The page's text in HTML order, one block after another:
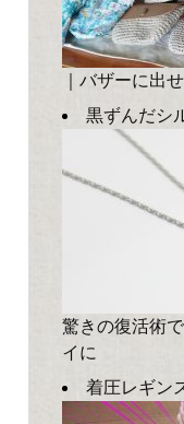
｜バザーに出
黒ずんだシ
驚きの復活術
イに
着圧レギン